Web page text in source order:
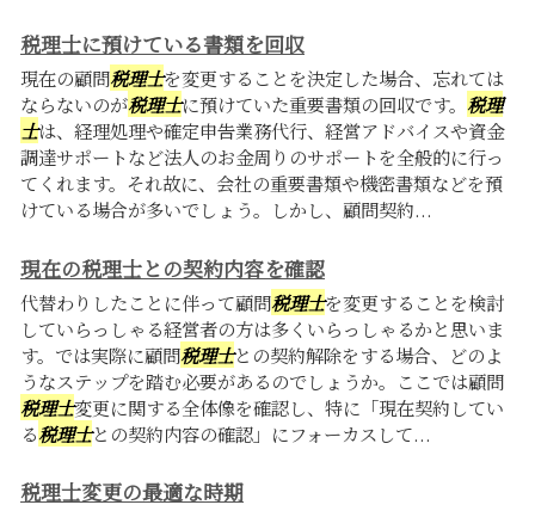
税理士に預けている書類を回収
現在の顧問税理士を変更することを決定した場合、忘れては
ならないのが税理士に預けていた重要書類の回収です。 税理
士は、経理処理や確定申告業務代行、経営アドバイスや資金
調達サポートなど法人のお金周りのサポートを全般的に行っ
てくれます。それ故に、会社の重要書類や機密書類などを預
けている場合が多いでしょう。しかし、顧問契約...
現在の税理士との契約内容を確認
代替わりしたことに伴って顧問税理士を変更することを検討
していらっしゃる経営者の方は多くいらっしゃるかと思いま
す。では実際に顧問税理士との契約解除をする場合、どのよ
うなステップを踏む必要があるのでしょうか。ここでは顧問
税理士変更に関する全体像を確認し、特に「現在契約してい
る税理士との契約内容の確認」にフォーカスして...
税理士変更の最適な時期